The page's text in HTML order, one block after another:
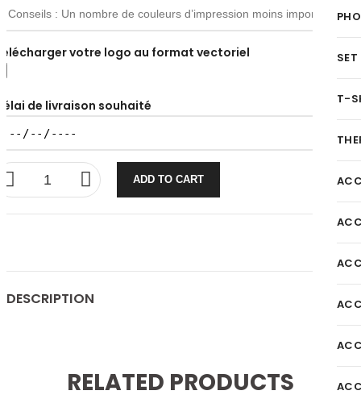
votre logo au format vectoriel
de livraison souhaité
ADD TO CART
DESCRIPTION
RELATED PRODUCTS
T-